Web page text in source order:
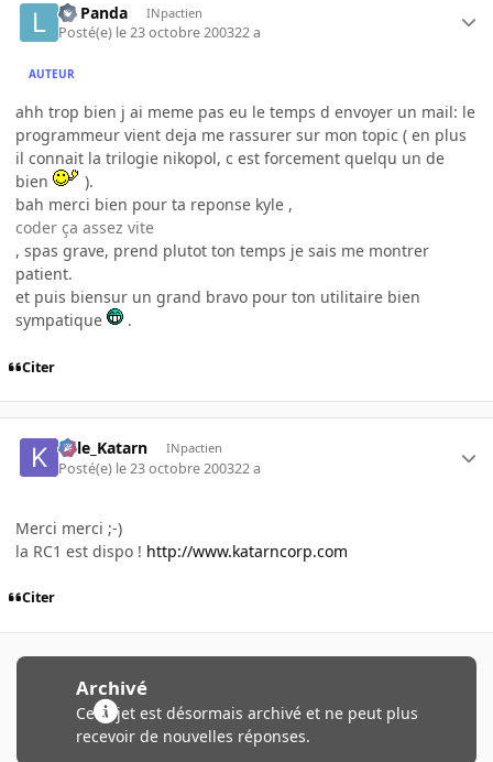
Le Panda INpactien
Posté(e) le 23 octobre 200322 a
AUTEUR
ahh trop bien j ai meme pas eu le temps d envoyer un mail: le
programmeur vient deja me rassurer sur mon topic ( en plus
il connait la trilogie nikopol, c est forcement quelqu un de
bien
).
bah merci bien pour ta reponse kyle ,
coder ça assez vite
, spas grave, prend plutot ton temps je sais me montrer
patient.
et puis biensur un grand bravo pour ton utilitaire bien
sympatique
.
Citer
Kyle_Katarn INpactien
Posté(e) le 23 octobre 200322 a
Merci merci ;-)
la RC1 est dispo ! http://www.katarncorp.com
Citer
Archivé
Ce sujet est désormais archivé et ne peut plus
recevoir de nouvelles réponses.